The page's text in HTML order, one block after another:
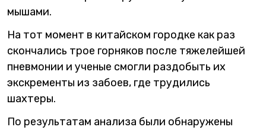
мышами.
На тот момент в китайском городке как раз
скончались трое горняков после тяжелейшей
пневмонии и ученые смогли раздобыть их
экскременты из забоев, где трудились
шахтеры.
По результатам анализа были обнаружены